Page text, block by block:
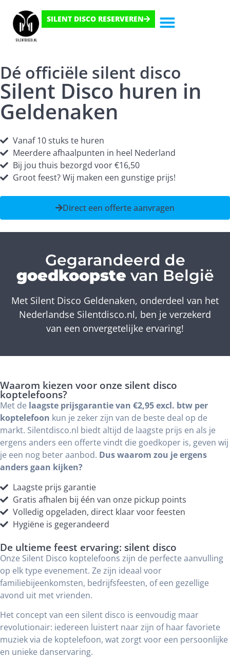
SILENT DISCO RESERVEREN
Dé officiële silent disco
Silent Disco huren in
Geldenaken
Vanaf 10 stuks te huren
Meerdere afhaalpunten in heel Nederland
Bij jou thuis bezorgd voor €16,50
Groot feest? Wij maken een gunstige prijs!
Direct een offerte aanvragen
Gegarandeerd de
goedkoopste van België
Met Silent Disco Geldenaken, onderdeel van het
Nederlandse Silentdisco.nl, ben je verzekerd
van een onvergetelijke ervaring!
Waarom kiezen voor onze silent disco
koptelefoons?
Met de laagste prijsgarantie van €2,95 excl. btw per
koptelefoon kun je zeker zijn van de beste deal op de
markt. Silentdisco.nl biedt altijd de laagste prijs en als je
ergens anders een offerte vindt die goedkoper is, geven wij
je een nog beter aanbod. Dus waarom zou je ergens
anders gaan kijken?
Laagste prijs garantie
Gratis afhalen bij één van onze pickup points
Volledig opgeladen, direct klaar voor feesten
Hygiëne is gegerandeerd
De ultieme feest ervaring: silent disco
Onze Silent Disco koptelefoons zijn de perfecte aanvulling
op elk type evenement. Ze zijn ideaal voor
familiebijeenkomsten, bedrijfsfeesten, of een gezellige
avond uit met vrienden.
Het concept van een silent disco is eenvoudig maar
revolutionair: iedereen luistert naar zijn of haar favoriete
muziek via de koptelefoon, wat zorgt voor een persoonlijke
en unieke danservaring.